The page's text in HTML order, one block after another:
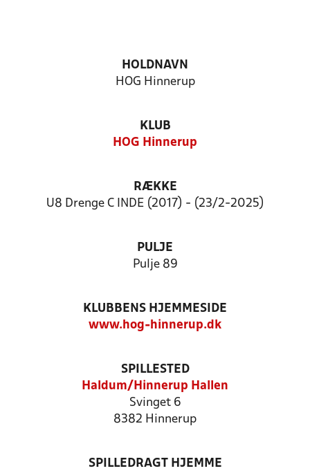
HOLDNAVN
HOG Hinnerup
KLUB
HOG Hinnerup
RÆKKE
U8 Drenge C INDE (2017) - (23/2-2025)
PULJE
Pulje 89
KLUBBENS HJEMMESIDE
www.hog-hinnerup.dk
SPILLESTED
Haldum/Hinnerup Hallen
Svinget 6
8382 Hinnerup
SPILLEDRAGT HJEMME